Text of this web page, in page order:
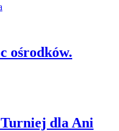
ośrodków.
dla Ani